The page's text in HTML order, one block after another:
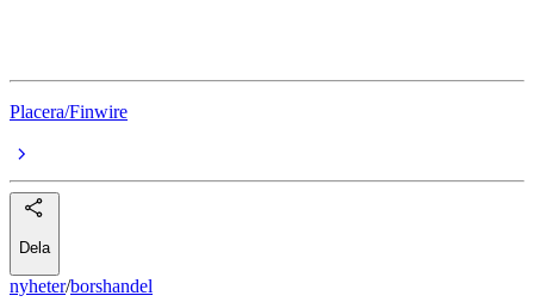
Placera/Finwire
Dela
nyheter/borshandel